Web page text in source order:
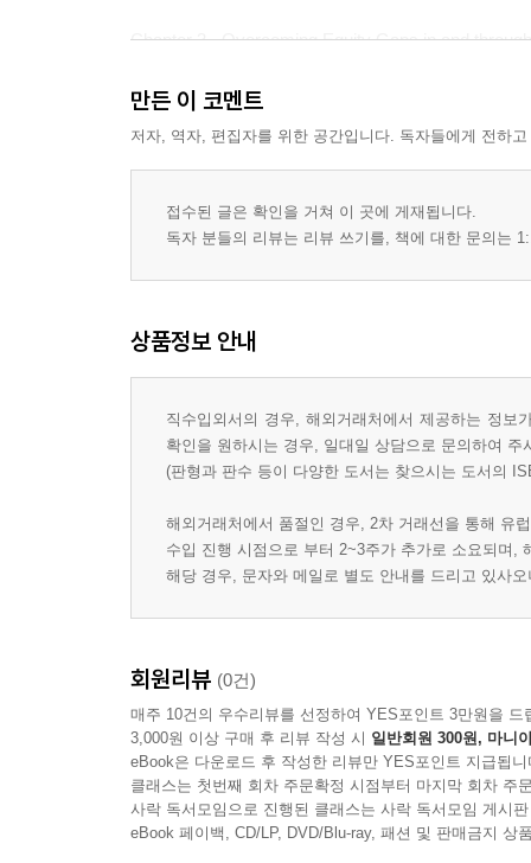
Chapter 3 - Overcoming Equity Gaps in and
Chapter 4 - Teach ME: The Learner Profile
Chapter 6 ? Contextualizing Personalization in
Chapter 7 ? Evolution of Technology in the
Chapter 8 ? Flip the System: the Networked
Conclusion
Epilogue by Andreas Schleicher
만든 이 코멘트
저자, 역자, 편집자를 위한 공간입니다. 독자들에게 전하
접수된 글은 확인을 거쳐 이 곳에 게재됩니다.
독자 분들의 리뷰는 리뷰 쓰기를, 책에 대한 문의는
상품정보 안내
직수입외서의 경우, 해외거래처에서 제공하는 정
확인을 원하시는 경우, 일대일 상담으로 문의하여 주
(판형과 판수 등이 다양한 도서는 찾으시는 도서의
해외거래처에서 품절인 경우, 2차 거래선을 통해 유
수입 진행 시점으로 부터 2~3주가 추가로 소요되며,
해당 경우, 문자와 메일로 별도 안내를 드리고 있사
회원리뷰 (0건)
매주 10건의 우수리뷰를 선정하여 YES포인트 3만원을 드
3,000원 이상 구매 후 리뷰 작성 시 일반회원 300원, 마니
eBook은 다운로드 후 작성한 리뷰만 YES포인트 지급됩니
클래스는 첫번째 회차 주문확정 시점부터 마지막 회차 주
사락 독서모임으로 진행된 클래스는 사락 독서모임 게시
eBook 페이백, CD/LP, DVD/Blu-ray, 패션 및 판매금지 상